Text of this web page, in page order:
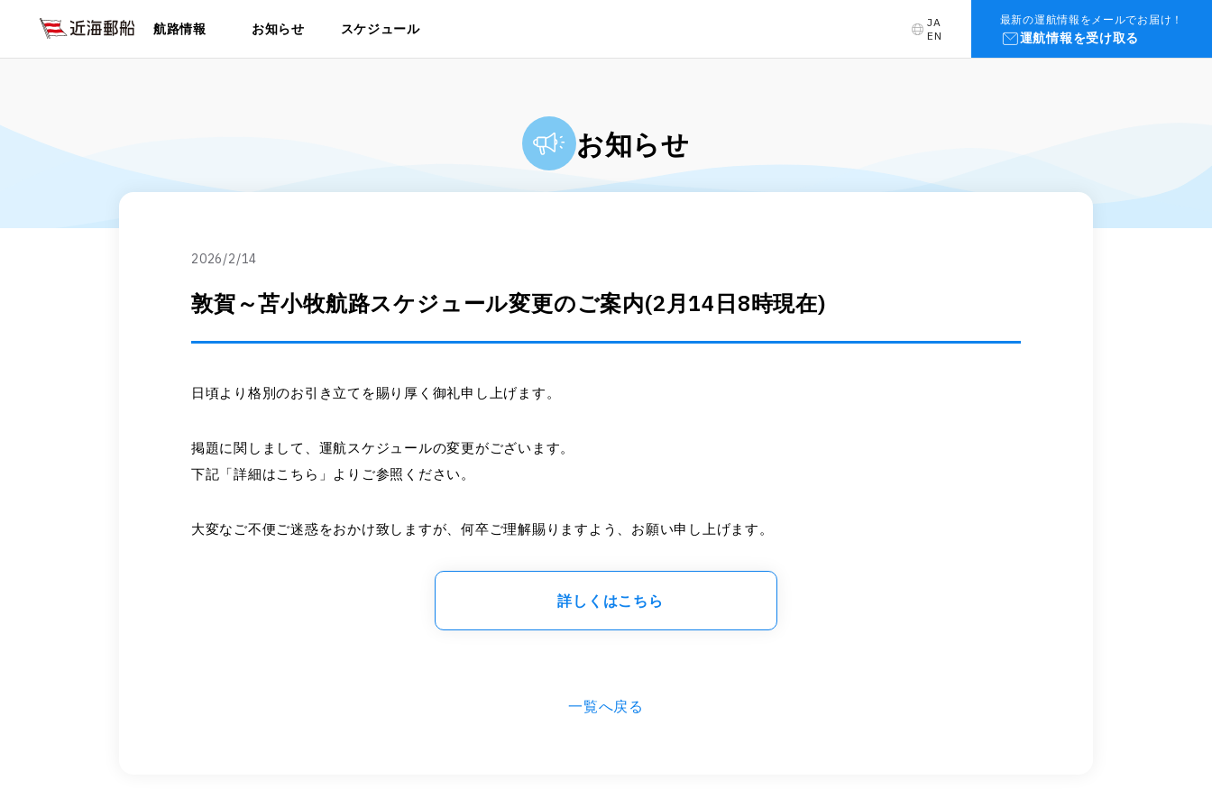
航路情報 お知らせ スケジュール
JA
EN
最新の運航情報をメールでお届け！
運航情報を受け取る
お知らせ
2026/2/14
敦賀～苫小牧航路スケジュール変更のご案内(2月14日8時現在)
日頃より格別のお引き立てを賜り厚く御礼申し上げます。
掲題に関しまして、運航スケジュールの変更がございます。
下記「詳細はこちら」よりご参照ください。
大変なご不便ご迷惑をおかけ致しますが、何卒ご理解賜りますよう、お願い申し上げます。
詳しくはこちら
一覧へ戻る